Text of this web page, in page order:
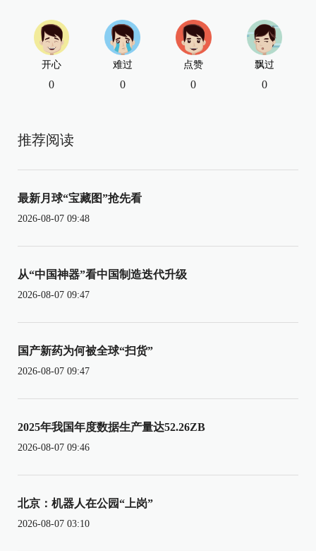
开心
0
难过
0
点赞
0
飘过
0
推荐阅读
最新月球“宝藏图”抢先看
2026-08-07 09:48
从“中国神器”看中国制造迭代升级
2026-08-07 09:47
国产新药为何被全球“扫货”
2026-08-07 09:47
2025年我国年度数据生产量达52.26ZB
2026-08-07 09:46
北京：机器人在公园“上岗”
2026-08-07 03:10